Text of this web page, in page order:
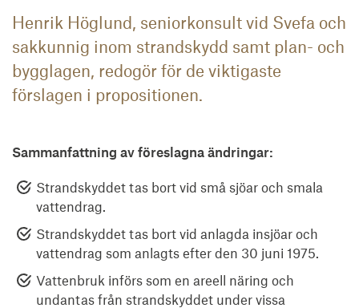
Henrik Höglund, seniorkonsult vid Svefa och
sakkunnig inom strandskydd samt plan- och
bygglagen, redogör för de viktigaste
förslagen i propositionen.
Sammanfattning av föreslagna ändringar:
Strandskyddet tas bort vid små sjöar och smala
vattendrag.
Strandskyddet tas bort vid anlagda insjöar och
vattendrag som anlagts efter den 30 juni 1975.
Vattenbruk införs som en areell näring och
undantas från strandskyddet under vissa